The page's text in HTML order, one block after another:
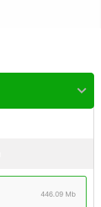
446.09 Mb